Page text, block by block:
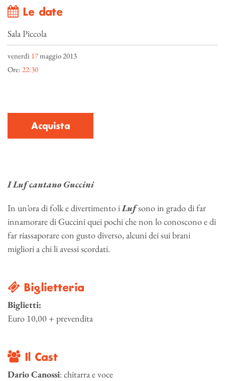
Le date
Sala Piccola
venerdì 17maggio 2013
Ore: 22:30
Acquista
I Luf cantano Guccini
In un’ora di folk e divertimento iLufsono in grado di far
innamorare di Guccini quei pochi che non lo conoscono e di
far riassaporare con gusto diverso, alcuni dei sui brani
migliori a chi li avessi scordati.
Biglietteria
Biglietti:
Euro 10,00 + prevendita
Il Cast
Dario Canossi: chitarra e voce